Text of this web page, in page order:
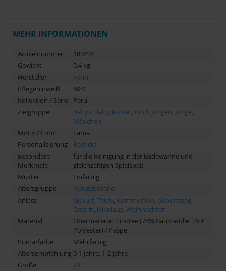
MEHR INFORMATIONEN
Artikelnummer
189291
Gewicht
0.4 kg
Hersteller
Fehn
Pflegehinweiß
60°C
Kollektion / Serie
Peru
Zielgruppe
Babys, Baby, Kinder, Kind, Jungen, Junge,
Mädchen
Motiv / Form
Lama
Personalisierung
Bestickt
Besondere
Merkmale
für die Reinigung in der Badewanne und
gleichzeitigen Spielspaß
Muster
Einfarbig
Altersgruppe
Neugeborene
Anlass
Geburt, Taufe, Kommunion, Geburtstag,
Ostern, Nikolaus, Weihnachten
Material
Obermaterial: Frottee (78% Baumwolle, 25%
Polyester) / Paspe
Primärfarbe
Mehrfarbig
Altersempfehlung 0-1 Jahre, 1-2 Jahre
Größe
27